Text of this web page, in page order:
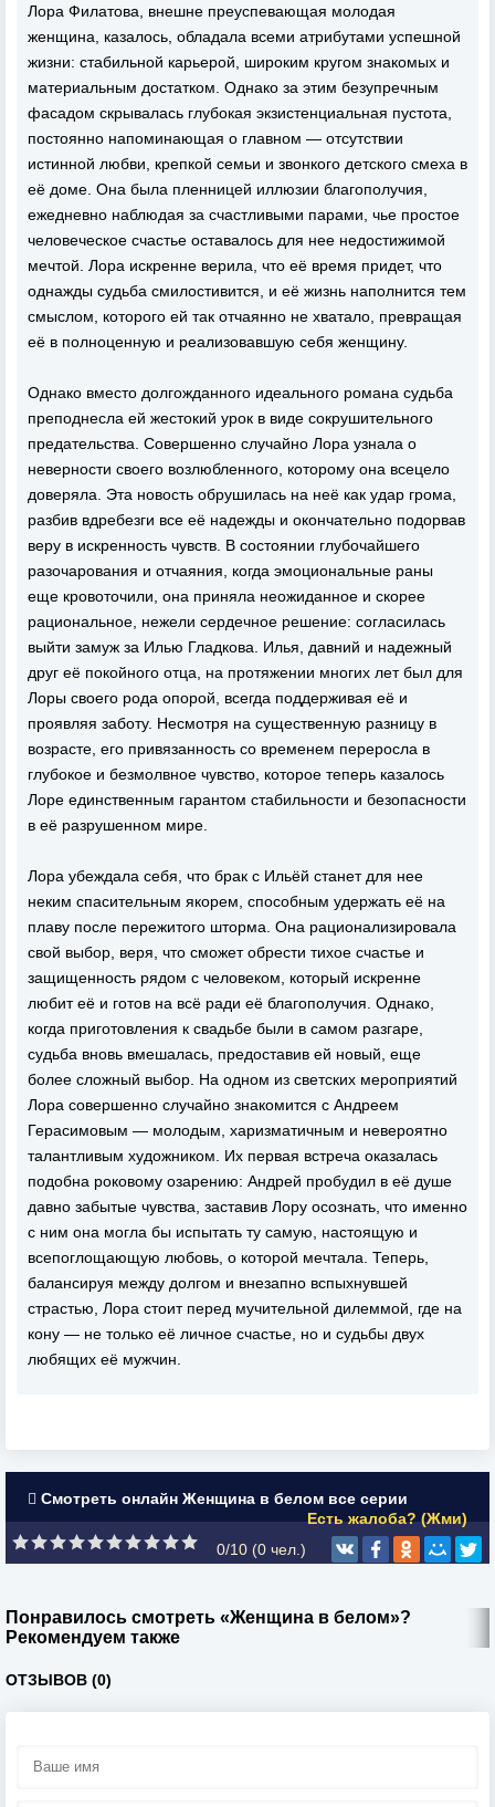
Лора Филатова, внешне преуспевающая молодая
женщина, казалось, обладала всеми атрибутами успешной
жизни: стабильной карьерой, широким кругом знакомых и
материальным достатком. Однако за этим безупречным
фасадом скрывалась глубокая экзистенциальная пустота,
постоянно напоминающая о главном — отсутствии
истинной любви, крепкой семьи и звонкого детского смеха в
её доме. Она была пленницей иллюзии благополучия,
ежедневно наблюдая за счастливыми парами, чье простое
человеческое счастье оставалось для нее недостижимой
мечтой. Лора искренне верила, что её время придет, что
однажды судьба смилостивится, и её жизнь наполнится тем
смыслом, которого ей так отчаянно не хватало, превращая
её в полноценную и реализовавшую себя женщину.
Однако вместо долгожданного идеального романа судьба
преподнесла ей жестокий урок в виде сокрушительного
предательства. Совершенно случайно Лора узнала о
неверности своего возлюбленного, которому она всецело
доверяла. Эта новость обрушилась на неё как удар грома,
разбив вдребезги все её надежды и окончательно подорвав
веру в искренность чувств. В состоянии глубочайшего
разочарования и отчаяния, когда эмоциональные раны
еще кровоточили, она приняла неожиданное и скорее
рациональное, нежели сердечное решение: согласилась
выйти замуж за Илью Гладкова. Илья, давний и надежный
друг её покойного отца, на протяжении многих лет был для
Лоры своего рода опорой, всегда поддерживая её и
проявляя заботу. Несмотря на существенную разницу в
возрасте, его привязанность со временем переросла в
глубокое и безмолвное чувство, которое теперь казалось
Лоре единственным гарантом стабильности и безопасности
в её разрушенном мире.
Лора убеждала себя, что брак с Ильёй станет для нее
неким спасительным якорем, способным удержать её на
плаву после пережитого шторма. Она рационализировала
свой выбор, веря, что сможет обрести тихое счастье и
защищенность рядом с человеком, который искренне
любит её и готов на всё ради её благополучия. Однако,
когда приготовления к свадьбе были в самом разгаре,
судьба вновь вмешалась, предоставив ей новый, еще
более сложный выбор. На одном из светских мероприятий
Лора совершенно случайно знакомится с Андреем
Герасимовым — молодым, харизматичным и невероятно
талантливым художником. Их первая встреча оказалась
подобна роковому озарению: Андрей пробудил в её душе
давно забытые чувства, заставив Лору осознать, что именно
с ним она могла бы испытать ту самую, настоящую и
всепоглощающую любовь, о которой мечтала. Теперь,
балансируя между долгом и внезапно вспыхнувшей
страстью, Лора стоит перед мучительной дилеммой, где на
кону — не только её личное счастье, но и судьбы двух
любящих её мужчин.
Смотреть онлайн Женщина в белом все серии
Есть жалоба? (Жми)
0/10 (0 чел.)
Понравилось смотреть «Женщина в белом»?
Рекомендуем также
ОТЗЫВОВ (0)